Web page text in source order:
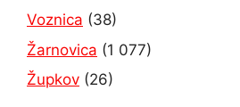
Voznica (38)
Žarnovica (1 077)
Župkov (26)